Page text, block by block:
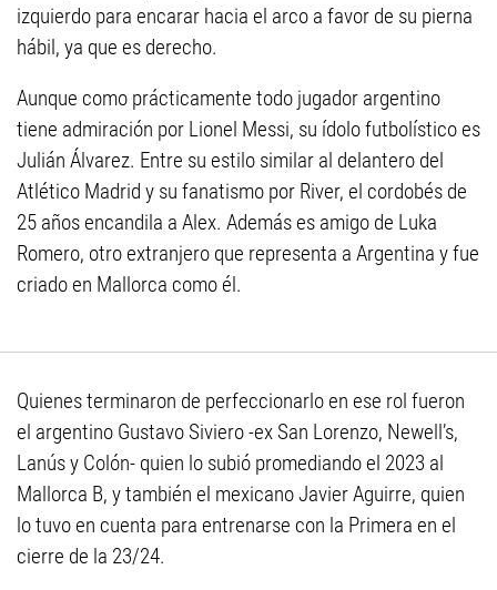
izquierdo para encarar hacia el arco a favor de su pierna
hábil, ya que es derecho.
Aunque como prácticamente todo jugador argentino
tiene admiración por Lionel Messi, su ídolo futbolístico es
Julián Álvarez. Entre su estilo similar al delantero del
Atlético Madrid y su fanatismo por River, el cordobés de
25 años encandila a Alex. Además es amigo de Luka
Romero, otro extranjero que representa a Argentina y fue
criado en Mallorca como él.
Quienes terminaron de perfeccionarlo en ese rol fueron
el argentino Gustavo Siviero -ex San Lorenzo, Newell’s,
Lanús y Colón- quien lo subió promediando el 2023 al
Mallorca B, y también el mexicano Javier Aguirre, quien
lo tuvo en cuenta para entrenarse con la Primera en el
cierre de la 23/24.